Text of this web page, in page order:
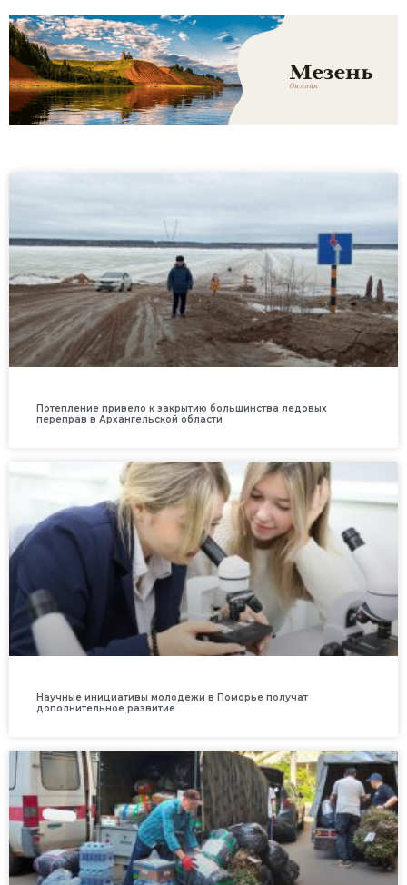
Потепление привело к закрытию большинства ледовых
переправ в Архангельской области
Научные инициативы молодежи в Поморье получат
дополнительное развитие